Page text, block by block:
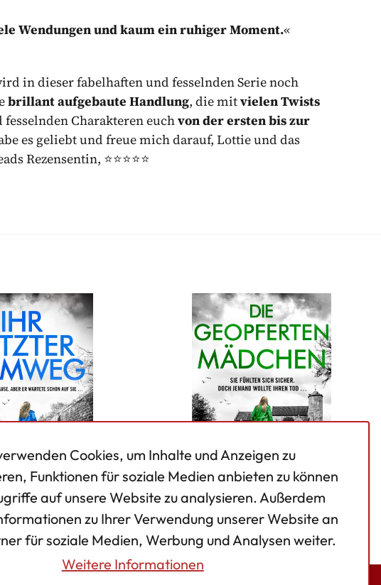
Wendungen und kaum ein ruhiger Moment.«
in dieser fabelhaften und fesselnden Serie noch
brillant aufgebaute Handlung, die mitvielen Twists
Charakteren euchvon der ersten bis zur
es geliebt und freue mich darauf, Lottie und das
Rezensentin, ⭐️⭐️⭐️⭐️⭐️
Heimweg Die geopferten Mädchen
Cookies, um Inhalte und Anzeigen zu
Funktionen für soziale Medien anbieten zu können
auf unsere Website zu analysieren. Außerdem
zu Ihrer Verwendung unserer Website an
für soziale Medien, Werbung und Analysen weiter.
Weitere Informationen